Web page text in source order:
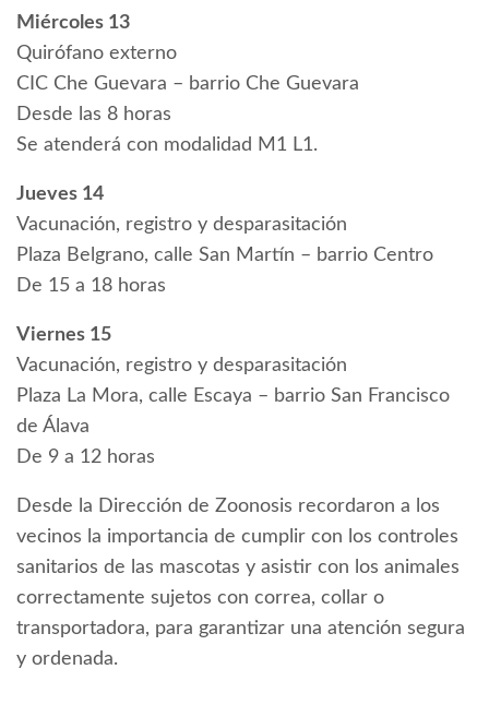
Miércoles 13
Quirófano externo
CIC Che Guevara – barrio Che Guevara
Desde las 8 horas
Se atenderá con modalidad M1 L1.
Jueves 14
Vacunación, registro y desparasitación
Plaza Belgrano, calle San Martín – barrio Centro
De 15 a 18 horas
Viernes 15
Vacunación, registro y desparasitación
Plaza La Mora, calle Escaya – barrio San Francisco
de Álava
De 9 a 12 horas
Desde la Dirección de Zoonosis recordaron a los
vecinos la importancia de cumplir con los controles
sanitarios de las mascotas y asistir con los animales
correctamente sujetos con correa, collar o
transportadora, para garantizar una atención segura
y ordenada.